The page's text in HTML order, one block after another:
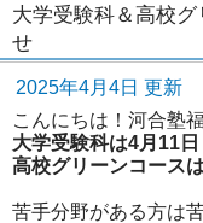
大学受験科＆高校
せ
2025年4月4日 更新
こんにちは！河合塾
大学受験科は4月11日
高校グリーンコース
苦手分野がある方は